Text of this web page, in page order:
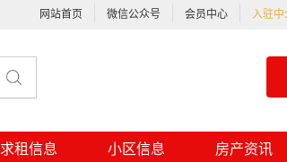
网站首页 微信公众号 会员中心 入驻中
求租信息 小区信息 房产资讯